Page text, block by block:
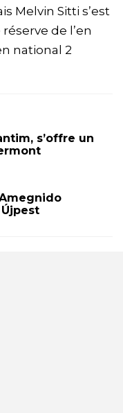
Melvin Sitti s’est
de l’en
national 2
s’offre un